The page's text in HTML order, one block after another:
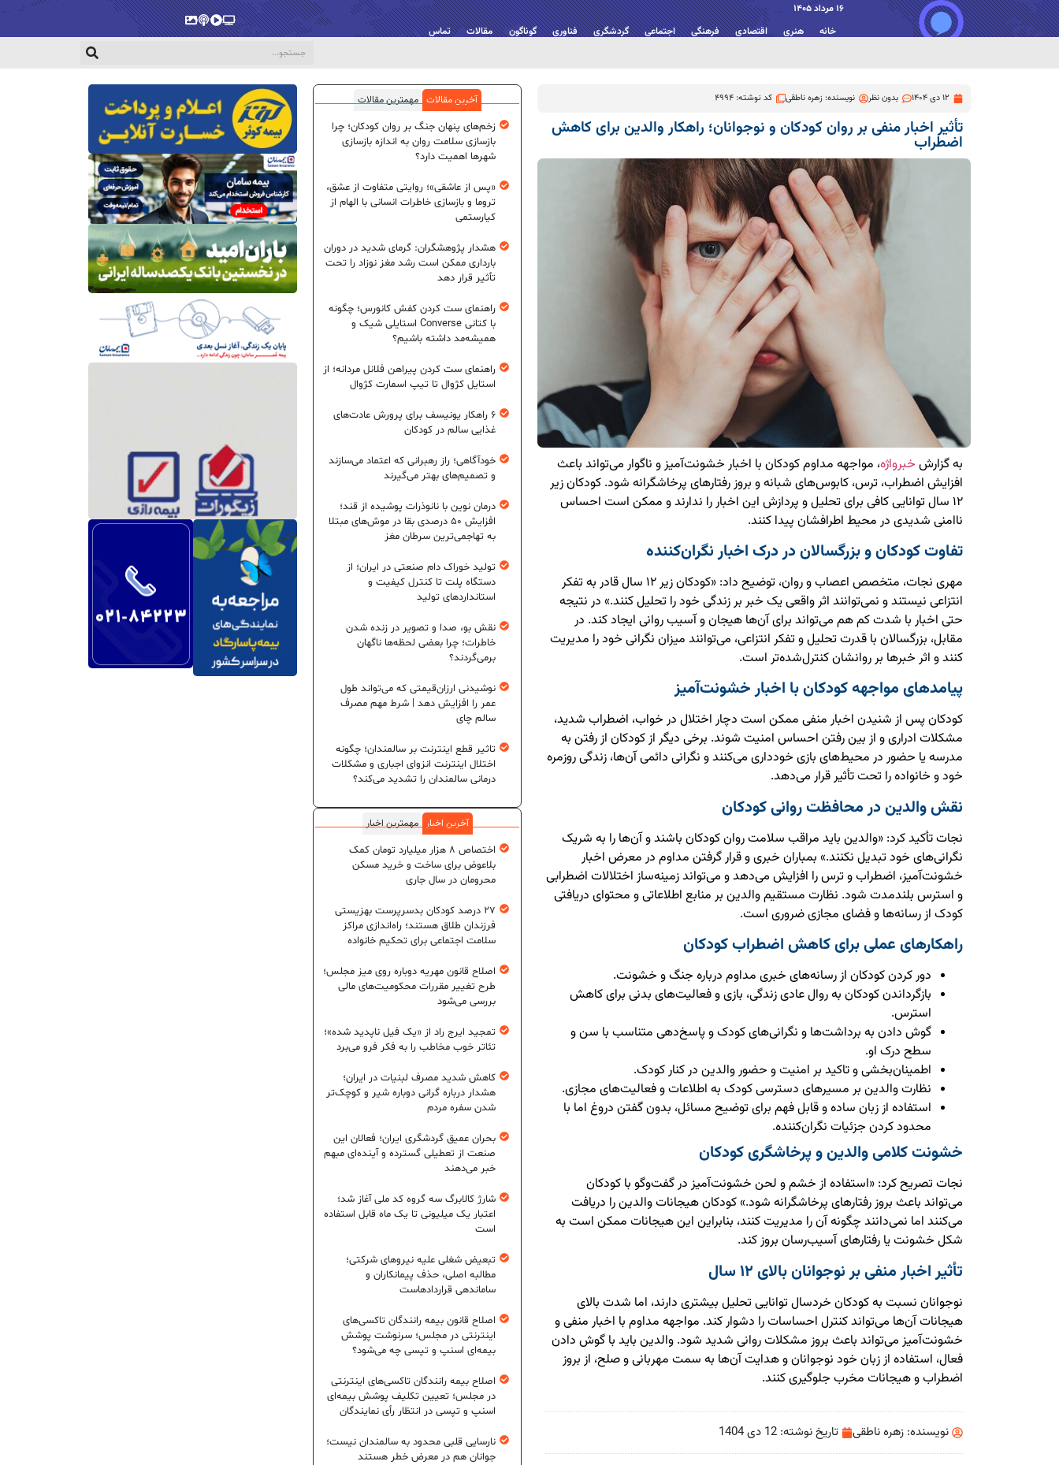
16 مرداد 1405
خانه هنری اقتصادی فرهنگی اجتماعی گردشگری فناوری گوناگون مقالات تماس
پخش‌زندهویدیو
پادکستگالری
12 دی 1404 بدون نظر نویسنده:زهره ناطقی کد نوشته: 4994
تأثیر اخبار منفی بر روان کودکان و نوجوانان؛ راهکار والدین برای کاهش
اضطراب
به گزارش خبرواژه، مواجهه مداوم کودکان با اخبار خشونت‌آمیز و ناگوار می‌تواند باعث
افزایش اضطراب، ترس، کابوس‌های شبانه و بروز رفتارهای پرخاشگرانه شود. کودکان زیر
۱۲ سال توانایی کافی برای تحلیل و پردازش این اخبار را ندارند و ممکن است احساس
ناامنی شدیدی در محیط اطرافشان پیدا کنند.
تفاوت کودکان و بزرگسالان در درک اخبار نگران‌کننده
مهری نجات، متخصص اعصاب و روان، توضیح داد: «کودکان زیر ۱۲ سال قادر به تفکر
انتزاعی نیستند و نمی‌توانند اثر واقعی یک خبر بر زندگی خود را تحلیل کنند.» در نتیجه
حتی اخبار با شدت کم هم می‌تواند برای آن‌ها هیجان و آسیب روانی ایجاد کند. در
مقابل، بزرگسالان با قدرت تحلیل و تفکر انتزاعی، می‌توانند میزان نگرانی خود را مدیریت
کنند و اثر خبرها بر روانشان کنترل‌شده‌تر است.
پیامدهای مواجهه کودکان با اخبار خشونت‌آمیز
کودکان پس از شنیدن اخبار منفی ممکن است دچار اختلال در خواب، اضطراب شدید،
مشکلات ادراری و از بین رفتن احساس امنیت شوند. برخی دیگر از کودکان از رفتن به
مدرسه یا حضور در محیط‌های بازی خودداری می‌کنند و نگرانی دائمی آن‌ها، زندگی روزمره
خود و خانواده را تحت تأثیر قرار می‌دهد.
نقش والدین در محافظت روانی کودکان
نجات تأکید کرد: «والدین باید مراقب سلامت روان کودکان باشند و آن‌ها را به شریک
نگرانی‌های خود تبدیل نکنند.» بمباران خبری و قرار گرفتن مداوم در معرض اخبار
خشونت‌آمیز، اضطراب و ترس را افزایش می‌دهد و می‌تواند زمینه‌ساز اختلالات اضطرابی
و استرس بلندمدت شود. نظارت مستقیم والدین بر منابع اطلاعاتی و محتوای دریافتی
کودک از رسانه‌ها و فضای مجازی ضروری است.
راهکارهای عملی برای کاهش اضطراب کودکان
دور کردن کودکان از رسانه‌های خبری مداوم درباره جنگ و خشونت.
بازگرداندن کودکان به روال عادی زندگی، بازی و فعالیت‌های بدنی برای کاهش
استرس.
گوش دادن به برداشت‌ها و نگرانی‌های کودک و پاسخ‌دهی متناسب با سن و
سطح درک او.
اطمینان‌بخشی و تاکید بر امنیت و حضور والدین در کنار کودک.
نظارت والدین بر مسیرهای دسترسی کودک به اطلاعات و فعالیت‌های مجازی.
استفاده از زبان ساده و قابل فهم برای توضیح مسائل، بدون گفتن دروغ اما با
محدود کردن جزئیات نگران‌کننده.
خشونت کلامی والدین و پرخاشگری کودکان
نجات تصریح کرد: «استفاده از خشم و لحن خشونت‌آمیز در گفت‌وگو با کودکان
می‌تواند باعث بروز رفتارهای پرخاشگرانه شود.» کودکان هیجانات والدین را دریافت
می‌کنند اما نمی‌دانند چگونه آن را مدیریت کنند، بنابراین این هیجانات ممکن است به
شکل خشونت یا رفتارهای آسیب‌رسان بروز کند.
تأثیر اخبار منفی بر نوجوانان بالای ۱۲ سال
نوجوانان نسبت به کودکان خردسال توانایی تحلیل بیشتری دارند، اما شدت بالای
هیجانات آن‌ها می‌تواند کنترل احساسات را دشوار کند. مواجهه مداوم با اخبار منفی و
خشونت‌آمیز می‌تواند باعث بروز مشکلات روانی شدید شود. والدین باید با گوش دادن
فعال، استفاده از زبان خود نوجوانان و هدایت آن‌ها به سمت مهربانی و صلح، از بروز
اضطراب و هیجانات مخرب جلوگیری کنند.
نویسنده: زهره ناطقی تاریخ نوشته: 12 دی 1404
آخرین مقالات مهمترین مقالات
زخم‌های پنهان جنگ بر روان کودکان؛ چرا
بازسازی سلامت روان به اندازه بازسازی
شهرها اهمیت دارد؟
«پس از عاشقی»؛ روایتی متفاوت از عشق،
تروما و بازسازی خاطرات انسانی با الهام از
کیارستمی
هشدار پژوهشگران: گرمای شدید در دوران
بارداری ممکن است رشد مغز نوزاد را تحت
تأثیر قرار دهد
راهنمای ست کردن کفش کانورس؛ چگونه
با کتانی Converse استایلی شیک و
همیشه‌مد داشته باشیم؟
راهنمای ست کردن پیراهن فلانل مردانه؛ از
استایل کژوال تا تیپ اسمارت کژوال
۶ راهکار یونیسف برای پرورش عادت‌های
غذایی سالم در کودکان
خودآگاهی؛ راز رهبرانی که اعتماد می‌سازند
و تصمیم‌های بهتر می‌گیرند
درمان نوین با نانوذرات پوشیده از قند؛
افزایش ۵۰ درصدی بقا در موش‌های مبتلا
به تهاجمی‌ترین سرطان مغز
تولید خوراک دام صنعتی در ایران؛ از
دستگاه پلت تا کنترل کیفیت و
استانداردهای تولید
نقش بو، صدا و تصویر در زنده شدن
خاطرات؛ چرا بعضی لحظه‌ها ناگهان
برمی‌گردند؟
نوشیدنی ارزان‌قیمتی که می‌تواند طول
عمر را افزایش دهد | شرط مهم مصرف
سالم چای
تاثیر قطع اینترنت بر سالمندان؛ چگونه
اختلال اینترنت انزوای اجباری و مشکلات
درمانی سالمندان را تشدید می‌کند؟
آخرین اخبار
مهمترین اخبار
اختصاص ۸ هزار میلیارد تومان کمک
بلاعوض برای ساخت و خرید مسکن
محرومان در سال جاری
۲۷ درصد کودکان بدسرپرست بهزیستی
فرزندان طلاق هستند؛ راه‌اندازی مراکز
سلامت اجتماعی برای تحکیم خانواده
اصلاح قانون مهریه دوباره روی میز مجلس؛
طرح تغییر مقررات محکومیت‌های مالی
بررسی می‌شود
تمجید ایرج راد از «یک فیل ناپدید شده»؛
تئاتر خوب مخاطب را به فکر فرو می‌برد
کاهش شدید مصرف لبنیات در ایران؛
هشدار درباره گرانی دوباره شیر و کوچک‌تر
شدن سفره مردم
بحران عمیق گردشگری ایران؛ فعالان این
صنعت از تعطیلی گسترده و آینده‌ای مبهم
خبر می‌دهند
شارژ کالابرگ سه گروه کد ملی آغاز شد؛
اعتبار یک میلیونی تا یک ماه قابل استفاده
است
تبعیض شغلی علیه نیروهای شرکتی؛
مطالبه اصلی، حذف پیمانکاران و
ساماندهی قراردادهاست
اصلاح قانون بیمه رانندگان تاکسی‌های
اینترنتی در مجلس؛ سرنوشت پوشش
بیمه‌ای اسنپ و تپسی چه می‌شود؟
اصلاح بیمه رانندگان تاکسی‌های اینترنتی
در مجلس؛ تعیین تکلیف پوشش بیمه‌ای
اسنپ و تپسی در انتظار رأی نمایندگان
نارسایی قلبی محدود به سالمندان نیست؛
جوانان هم در معرض خطر هستند